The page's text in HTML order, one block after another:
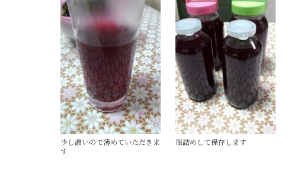
少し濃いので薄めていただきま
す
瓶詰めして保存します